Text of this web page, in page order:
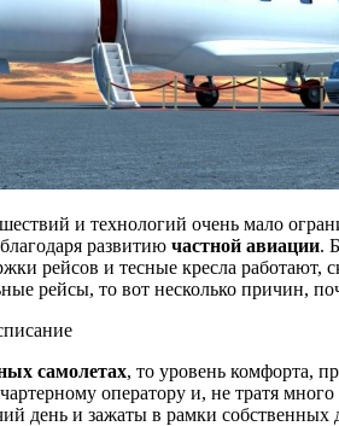
и технологий очень мало
развитию частной авиации.
рейсов и тесные кресла
рейсы, то вот несколько причин,
самолетах, то уровень комфорта,
оператору и, не тратя
день и зажаты в рамки собственных